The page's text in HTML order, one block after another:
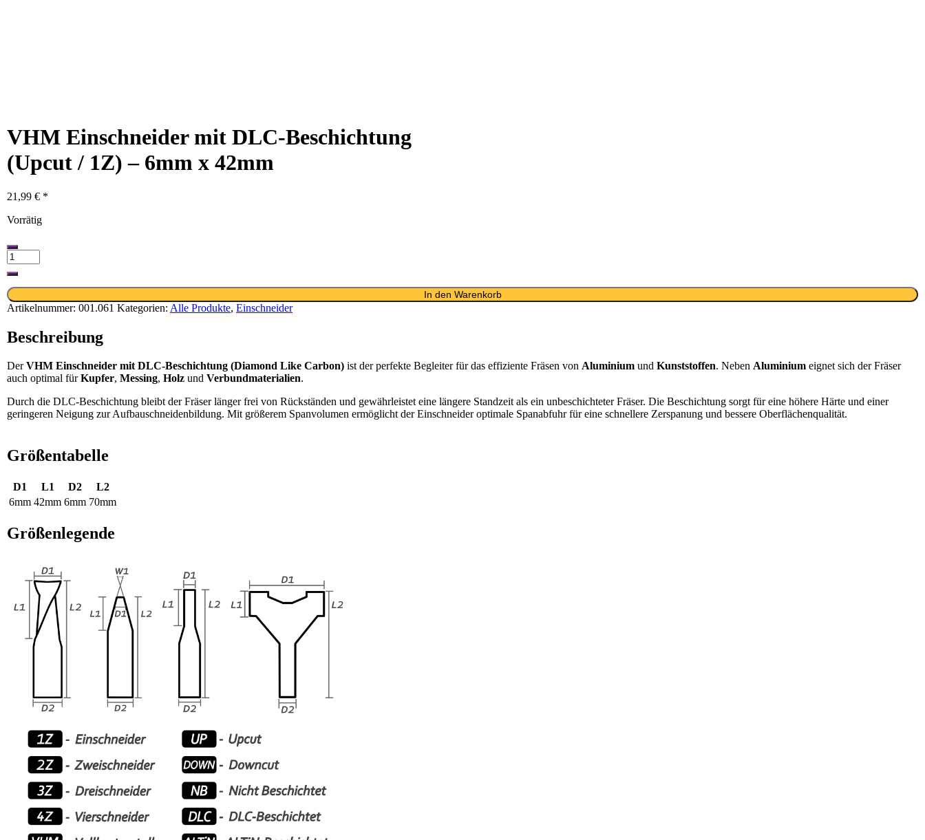
VHM Einschneider mit DLC-Beschichtung
(Upcut / 1Z) – 6mm x 42mm
21,99 €
Vorrätig
VHM
Einschneider
mit
DLC-
Beschichtung(Upcut
1Z)
-
x
42mm
In den Warenkorb
Artikelnummer: 001.061 Kategorien: Alle Produkte, Einschneider
Beschreibung
DerVHM Einschneider mit DLC-Beschichtung (Diamond Like Carbon) ist der perfekte Begleiter für das effiziente Fräsen von Aluminium und Kunststoffen. Neben Aluminium eignet sich der Fräser
auch optimal fürKupfer, Messing, Holz und Verbundmaterialien.
Durch die DLC-Beschichtung bleibt der Fräser länger frei von Rückständen und gewährleistet eine längere Standzeit als ein unbeschichteter Fräser. Die Beschichtung sorgt für eine höhere Härte und einer
geringeren Neigung zur Aufbauschneidenbildung. Mit größerem Spanvolumen ermöglicht der Einschneider optimale Spanabfuhr für eine schnellere Zerspanung und bessere Oberflächenqualität.
Größentabelle
D1 L1 D2
L2
6mm 42mm 6mm 70mm
Größenlegende